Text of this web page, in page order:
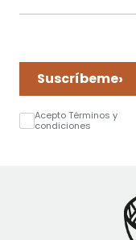
Suscríbeme›
Acepto Términos y
condiciones